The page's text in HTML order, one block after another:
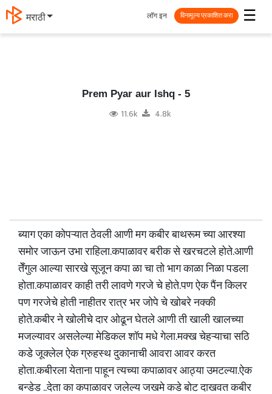
मराठी ☰
लॉग इन विनामूल्य प्रकाशित करा
Prem Pyar aur Ishq - 5
11.6k 4.8k
ब्याग एका कोपऱ्यात ठेवली आणी मग कबीर बाथरूम च्या आरश्या
समोर जाऊन उभा राहिला.कपाळावर बरीक से खरचटले होते.आणी
तेँगुल आल्या सारखे सूजून कपा ळा चा तो भाग काळा निळा पडला
होता.कपाळावर काही तरी लावणे गरजे चे होते.पण ऐक पैंन किलर
पण गरजेचे होती नाहीतर रात्र भर जोपे चे खोबरे नक्की
होते.कबीर ने खोलीचे दार ओढून घेतले आणी ती खाली खालच्या
मजल्यावर असलेल्या मेडिकल शॉप मधे गेला.मक्ख चेहऱ्याचा सठि
कडे जूक्लेल ऐक ग्रुहस्थ दुकानाची आवरा आवर करत
होता.कबीरला येताना पाहून त्यच्या कपाळावर आठ्या उमटल्या.ऐक
बन्डेड ..देता का कपाळावर जलेल्य जखमे कडे बोट दाखवत कबीर